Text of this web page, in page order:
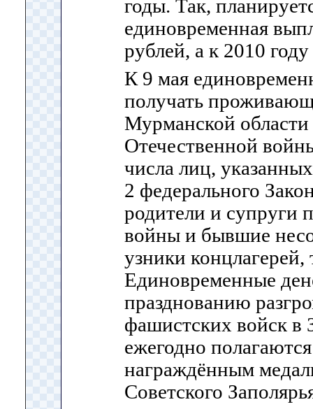
годы. Так,
единовременная
рублей, а к 2010
К 9 мая
получать
Мурманской
Отечественной
числа лиц,
2 федерального
родители и супруги
войны и бывшие
узники
Единовременные
празднованию
фашистских войск в
ежегодно
награждённым
Советского